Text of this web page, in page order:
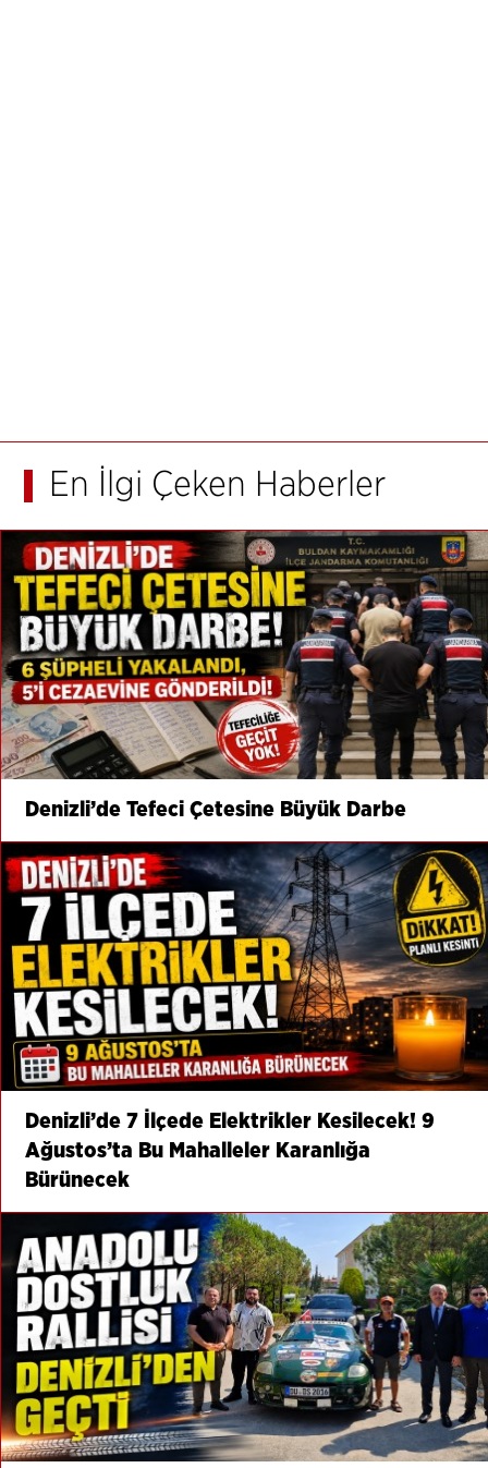
En İlgi Çeken Haberler
Denizli’de Tefeci Çetesine Büyük Darbe
Denizli’de 7 İlçede Elektrikler Kesilecek! 9
Ağustos’ta Bu Mahalleler Karanlığa
Bürünecek